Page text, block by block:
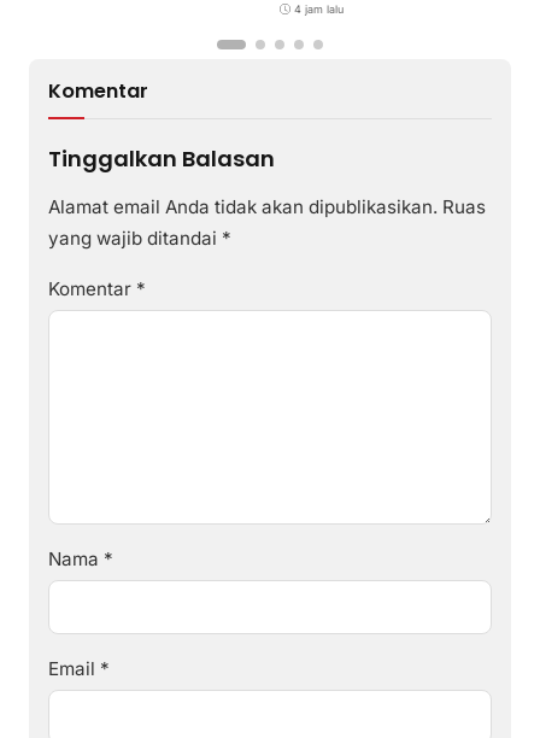
4 jam lalu
Komentar
Tinggalkan Balasan
Alamat email Anda tidak akan dipublikasikan. Ruas
yang wajib ditandai *
Komentar *
Nama *
Email *